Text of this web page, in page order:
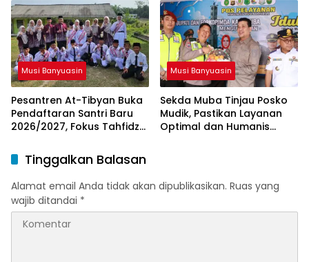
Musi Banyuasin
Pesantren At-Tibyan Buka
Pendaftaran Santri Baru
2026/2027, Fokus Tahfidz
Musi Banyuasin
Sekda Muba Tinjau Posko
Mudik, Pastikan Layanan
Optimal dan Humanis
Tinggalkan Balasan
Alamat email Anda tidak akan dipublikasikan. Ruas yang
wajib ditandai *